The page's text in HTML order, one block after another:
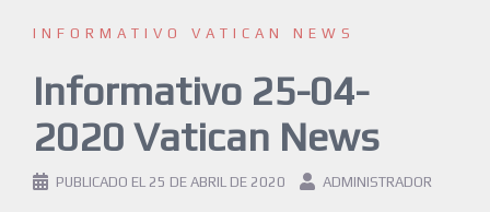
INFORMATIVO VATICAN NEWS
Informativo 25-04-
2020 Vatican News
PUBLICADO EL 25 DE ABRIL DE 2020 ADMINISTRADOR